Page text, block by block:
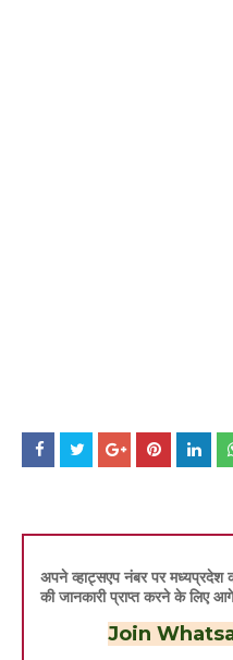
अपने व्हाट्सएप नंबर पर मध्यप्रदेश
की जानकारी प्राप्त करने के लिए
Join